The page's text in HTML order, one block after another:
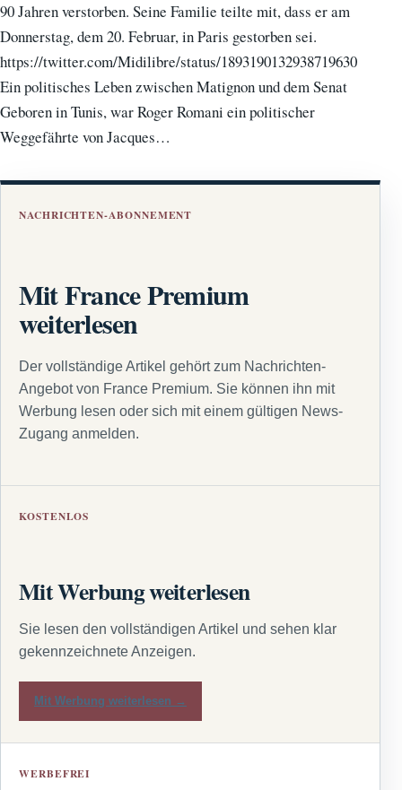
90 Jahren verstorben. Seine Familie teilte mit, dass er am
Donnerstag, dem 20. Februar, in Paris gestorben sei.
https://twitter.com/Midilibre/status/1893190132938719630
Ein politisches Leben zwischen Matignon und dem Senat
Geboren in Tunis, war Roger Romani ein politischer
Weggefährte von Jacques…
NACHRICHTEN-ABONNEMENT
Mit France Premium
weiterlesen
Der vollständige Artikel gehört zum Nachrichten-
Angebot von France Premium. Sie können ihn mit
Werbung lesen oder sich mit einem gültigen News-
Zugang anmelden.
KOSTENLOS
Mit Werbung weiterlesen
Sie lesen den vollständigen Artikel und sehen klar
gekennzeichnete Anzeigen.
Mit Werbung weiterlesen →
WERBEFREI